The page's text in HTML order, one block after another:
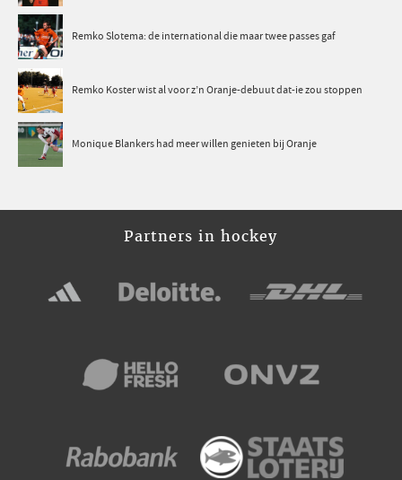
Remko Slotema: de international die maar twee passes gaf
Remko Koster wist al voor z’n Oranje-debuut dat-ie zou stoppen
Monique Blankers had meer willen genieten bij Oranje
Partners in hockey